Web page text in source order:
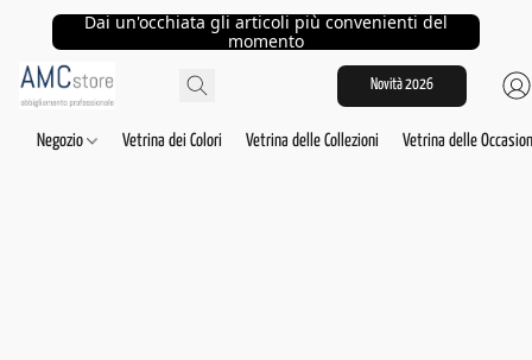
Dai un'occhiata gli articoli più convenienti del
momento
Novità 2026
Negozio Vetrina dei Colori Vetrina delle Collezioni Vetrina delle